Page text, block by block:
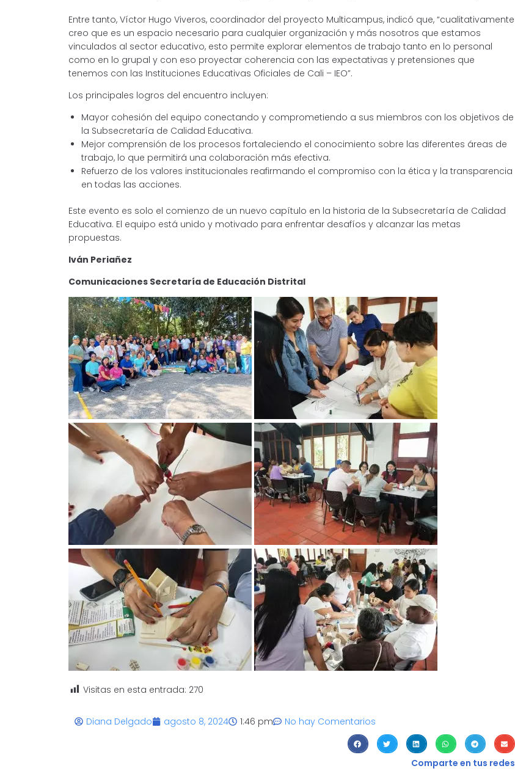
Entre tanto, Víctor Hugo Viveros, coordinador del proyecto Multicampus, indicó que, “cualitativamente
creo que es un espacio necesario para cualquier organización y más nosotros que estamos
vinculados al sector educativo, esto permite explorar elementos de trabajo tanto en lo personal
como en lo grupal y con eso proyectar coherencia con las expectativas y pretensiones que
tenemos con las Instituciones Educativas Oficiales de Cali – IEO”.
Los principales logros del encuentro incluyen:
Mayor cohesión del equipo conectando y comprometiendo a sus miembros con los objetivos de
la Subsecretaría de Calidad Educativa.
Mejor comprensión de los procesos fortaleciendo el conocimiento sobre las diferentes áreas de
trabajo, lo que permitirá una colaboración más efectiva.
Refuerzo de los valores institucionales reafirmando el compromiso con la ética y la transparencia
en todas las acciones.
Este evento es solo el comienzo de un nuevo capítulo en la historia de la Subsecretaría de Calidad
Educativa. El equipo está unido y motivado para enfrentar desafíos y alcanzar las metas
propuestas.
Iván Periañez
Comunicaciones Secretaría de Educación Distrital
Visitas en esta entrada: 270
Diana Delgado agosto 8, 2024 1:46 pm No hay Comentarios
Comparte en tus redes